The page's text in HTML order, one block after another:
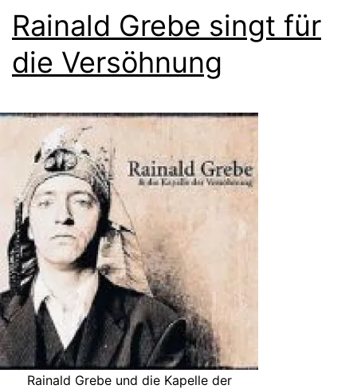
Rainald Grebe singt für
die Versöhnung
Rainald Grebe und die Kapelle der